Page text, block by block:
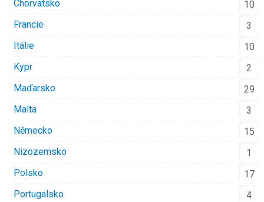
Chorvatsko
10
Francie
3
Itálie
10
Kypr
2
Maďarsko
29
Malta
3
Německo
15
Nizozemsko
1
Polsko
17
Portugalsko
4